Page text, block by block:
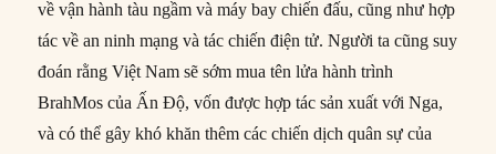
về vận hành tàu ngầm và máy bay chiến đấu, cũng như hợp
tác về an ninh mạng và tác chiến điện tử. Người ta cũng suy
đoán rằng Việt Nam sẽ sớm mua tên lửa hành trình
BrahMos của Ấn Độ, vốn được hợp tác sản xuất với Nga,
và có thể gây khó khăn thêm các chiến dịch quân sự của